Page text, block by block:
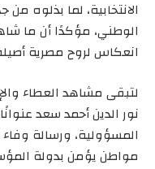
الانتخابية، لما بذلوه
الوطني، مؤكدًا أن ما
انعكاس لروح مصرية
لتبقى مشاهد العطاء
نور الدين أحمد سعد
المسؤولية، ورسالة
مواطن يؤمن بدولة